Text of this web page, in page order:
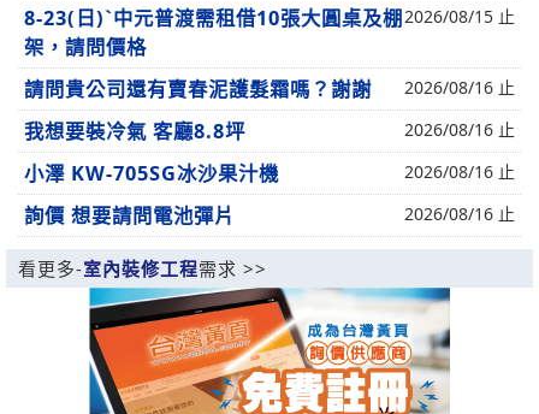
8-23(日)ˋ中元普渡需租借10張大圓桌及棚
架，請問價格
2026/08/15 止
請問貴公司還有賣春泥護髮霜嗎？謝謝 2026/08/16 止
我想要裝冷氣 客廳8.8坪 2026/08/16 止
小澤 KW-705SG冰沙果汁機 2026/08/16 止
詢價 想要請問電池彈片 2026/08/16 止
看更多-室內裝修工程需求 >>